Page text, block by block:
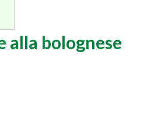
alla bolognese